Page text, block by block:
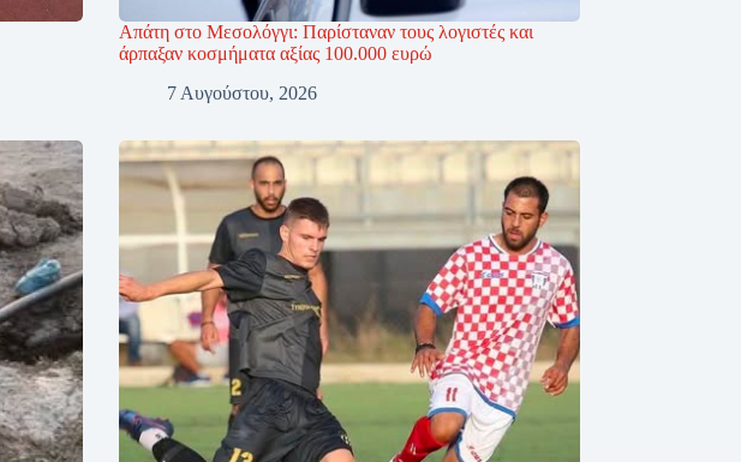
Απάτη στο Μεσολόγγι: Παρίσταναν τους λογιστές και
άρπαξαν κοσμήματα αξίας 100.000 ευρώ
7 Αυγούστου, 2026